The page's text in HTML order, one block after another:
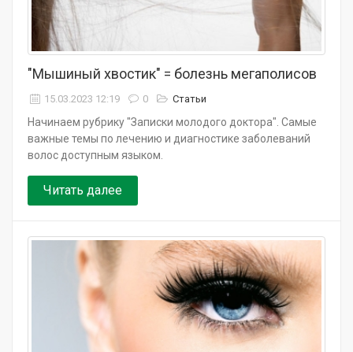
"Мышиный хвостик" = болезнь мегаполисов
15.03.2023 12:19 0 Статьи
Начинаем рубрику "Записки молодого доктора". Самые
важные темы по лечению и диагностике заболеваний
волос доступным языком.
Читать далее